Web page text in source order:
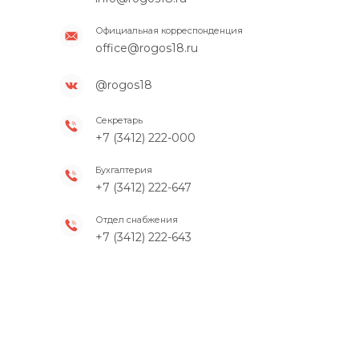
@rogos18
+7 (3412) 222-000
+7 (3412) 222-647
+7 (3412) 222-643
Секретарь
office@rogos18.ru
Официальная корреспонденция
Бухгалтерия
Отдел снабжения